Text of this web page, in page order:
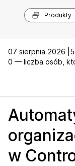
Produkty
07 sierpnia 2026 |
0 — liczba osób,
w